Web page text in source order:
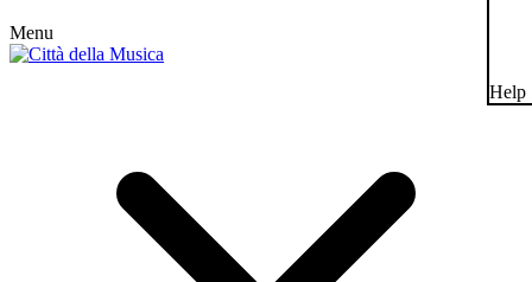
Menu
Help